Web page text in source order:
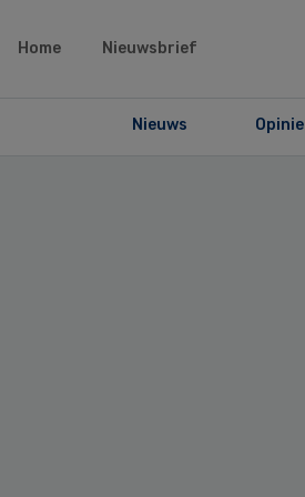
Home Nieuwsbrief
Nieuws Opinie